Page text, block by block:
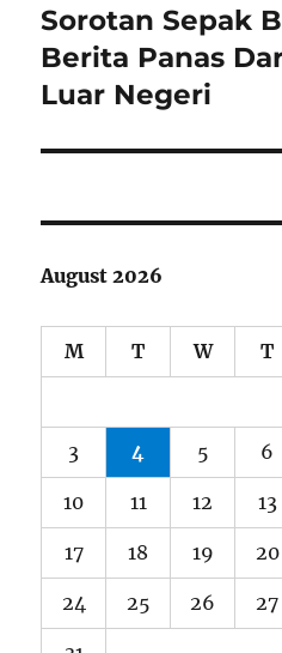
Next
post:
Sorotan Sepak
Berita Panas
Luar Negeri
August 2026
M T W T
3 4 5 6
10 11 12 13
17 18 19 20
24 25 26 27